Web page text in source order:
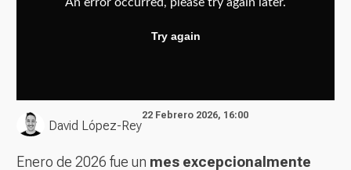
David López-Rey
22 Febrero 2026, 16:00
Enero de 2026 fue un mes excepcionalmente